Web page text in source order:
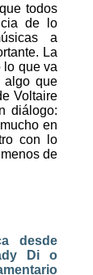
todos
de lo
a
La
lo que va
que
Voltaire
diálogo:
en
con lo
de
desde
Di o